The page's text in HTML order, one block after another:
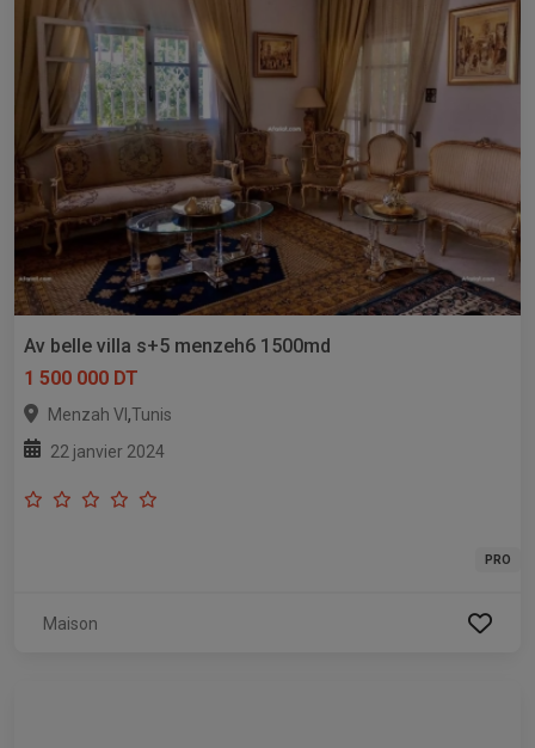
Av belle villa s+5 menzeh6 1500md
1 500 000 DT
Menzah VI,Tunis
22 janvier 2024
PRO
Maison